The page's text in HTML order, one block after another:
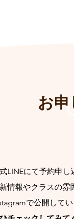
お
LINEにて予約申し
情報やクラスの雰
で公開してい